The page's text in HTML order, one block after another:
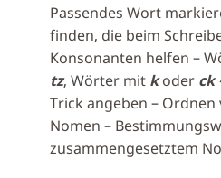
Passendes Wort
finden, die beim
Konsonanten helfen –
tz, Wörter mit koder ck
Trick angeben –
Nomen –
zusammengesetztem